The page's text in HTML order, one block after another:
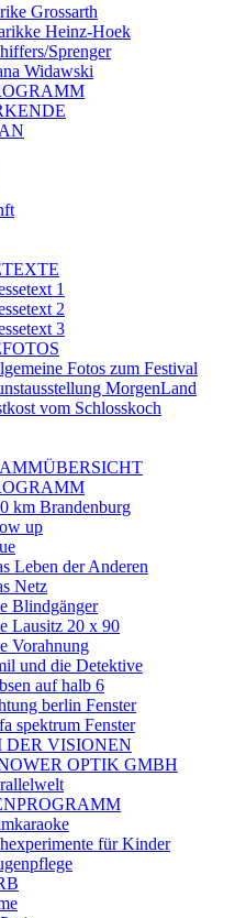
Grossarth
Heinz-Hoek
Sprenger
Widawski
1
2
3
Fotos zum Festival
MorgenLand
vom Schlosskoch
km Brandenburg
up
Leben der Anderen
Netz
Blindgänger
Lausitz 20 x 90
Vorahnung
und die Detektive
auf halb 6
berlin Fenster
spektrum Fenster
DER VISIONEN
OPTIK GMBH
für Kinder